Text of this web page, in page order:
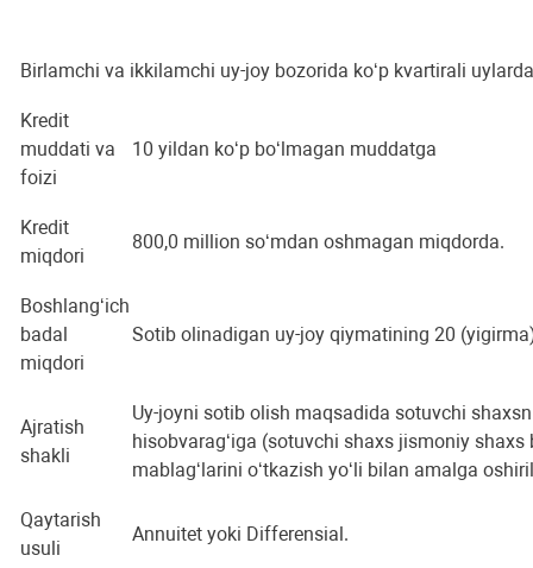
Birlamchi va ikkilamchi uy-joy bozorida ko‘p kvartirali
Kredit
muddati va
foizi
10 yildan ko‘p bo‘lmagan muddatga
Kredit
miqdori
800,0 million so‘mdan oshmagan miqdorda.
Boshlang‘ich
badal
miqdori
Sotib olinadigan uy-joy qiymatining 20
Ajratish
shakli
Uy-joyni sotib olish maqsadida sotuvchi
hisobvarag‘iga (sotuvchi shaxs jismoniy
mablag‘larini o‘tkazish yo‘li bilan amalga
Qaytarish
usuli
Annuitet yoki Differensial.